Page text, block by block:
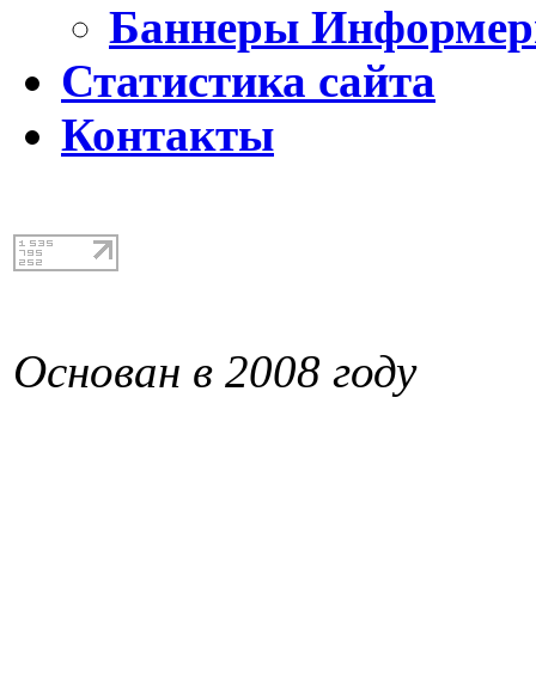
Баннеры
Статистика сайта
Контакты
Основан в 2008 году